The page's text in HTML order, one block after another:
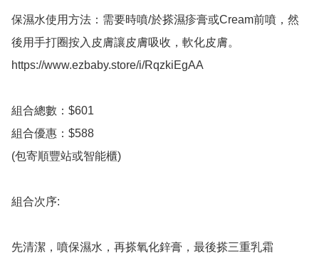
保濕水使用方法：需要時噴/於搽濕疹膏或Cream前噴，然
後用手打圈按入皮膚讓皮膚吸收，軟化皮膚。
https://www.ezbaby.store/i/RqzkiEgAA
組合總數：$601
組合優惠：$588
(包寄順豐站或智能櫃)
組合次序:
先清潔，噴保濕水，再搽氧化鋅膏，最後搽三重乳霜